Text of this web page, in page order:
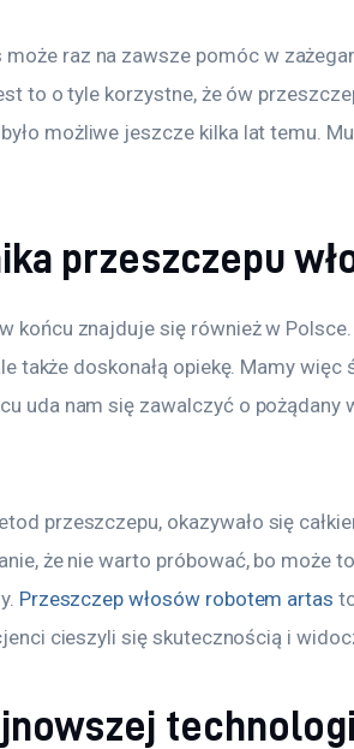
raz na zawsze pomóc w
to o tyle korzystne, że ów
możliwe jeszcze kilka lat temu.
przeszczepu
końcu znajduje się również w
także doskonałą opiekę. Mamy więc
uda nam się zawalczyć o pożądany
przeszczepu, okazywało się
że nie warto próbować, bo może
Przeszczep włosów robotem artas
cieszyli się skutecznością i